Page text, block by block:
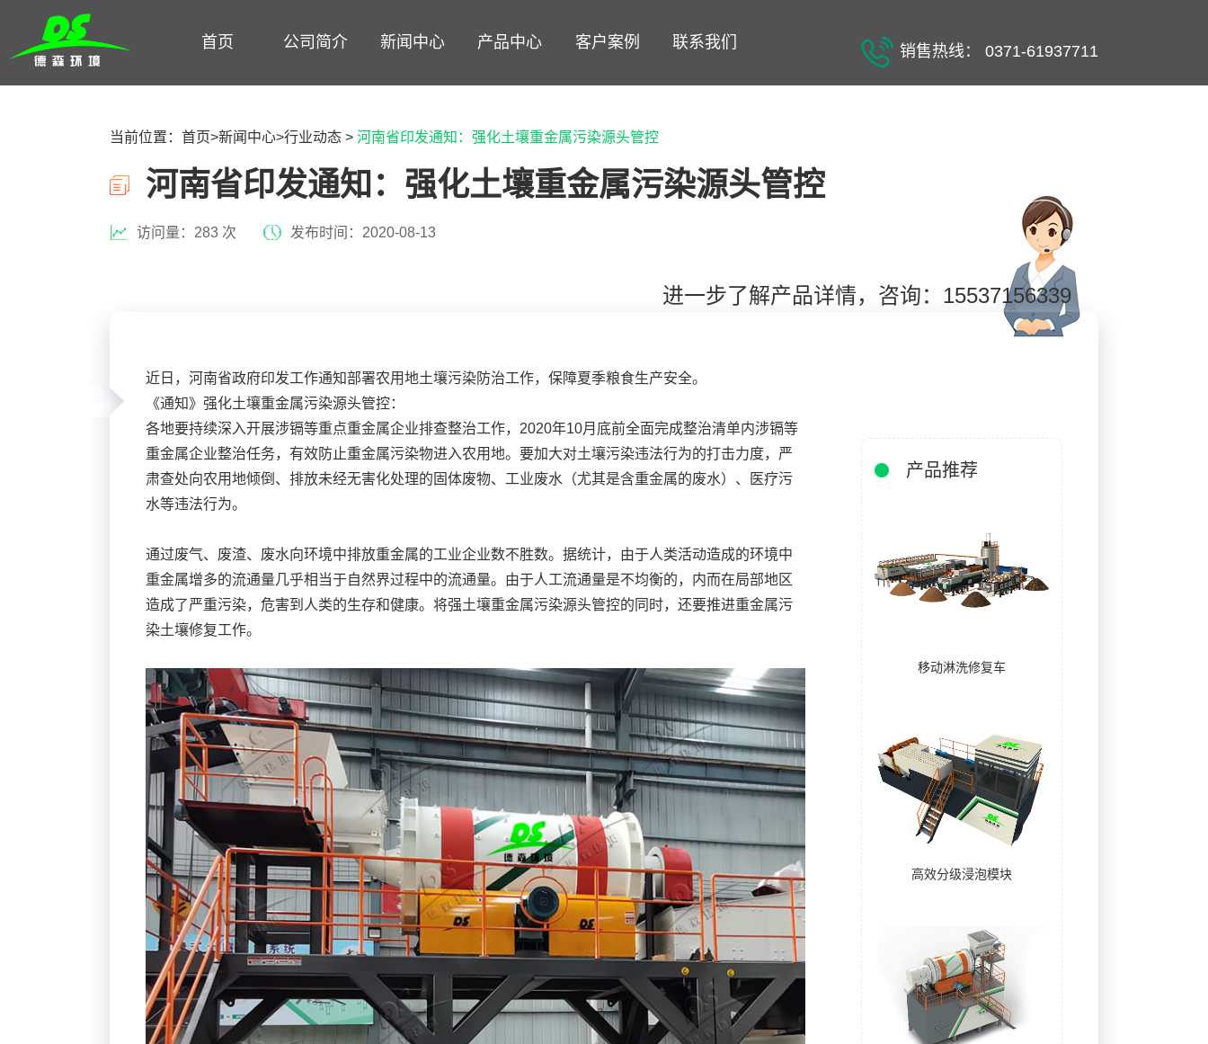
首页 公司简介 新闻中心 产品中心 客户案例 联系我们 销售热线： 0371-61937711
当前位置： 首页>新闻中心>行业动态 > 河南省印发通知：强化土壤重金属污染源头管控
河南省印发通知：强化土壤重金属污染源头管控
访问量：283 次 发布时间：2020-08-13
进一步了解产品详情，咨询：15537156339
近日，河南省政府印发工作通知部署农用地土壤污染防治工作，保障夏季粮食生产安全。
《通知》强化土壤重金属污染源头管控：
各地要持续深入开展涉镉等重点重金属企业排查整治工作，2020年10月底前全面完成整治清单内涉镉等
重金属企业整治任务，有效防止重金属污染物进入农用地。要加大对土壤污染违法行为的打击力度，严
肃查处向农用地倾倒、排放未经无害化处理的固体废物、工业废水（尤其是含重金属的废水）、医疗污
水等违法行为。
通过废气、废渣、废水向环境中排放重金属的工业企业数不胜数。据统计，由于人类活动造成的环境中
重金属增多的流通量几乎相当于自然界过程中的流通量。由于人工流通量是不均衡的，内而在局部地区
造成了严重污染，危害到人类的生存和健康。将强土壤重金属污染源头管控的同时，还要推进重金属污
染土壤修复工作。
产品推荐
移动淋洗修复车
高效分级浸泡模块